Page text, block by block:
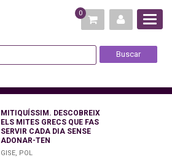
0
MITIQUÍSSIM. DESCOBREIX
ELS MITES GRECS QUE FAS
SERVIR CADA DIA SENSE
ADONAR-TEN
GISE, POL